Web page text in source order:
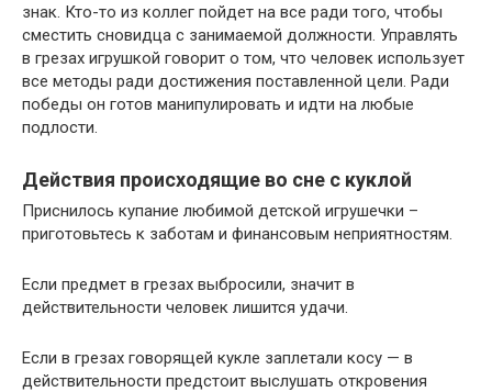
знак. Кто-то из коллег пойдет на все ради того, чтобы
сместить сновидца с занимаемой должности. Управлять
в грезах игрушкой говорит о том, что человек использует
все методы ради достижения поставленной цели. Ради
победы он готов манипулировать и идти на любые
подлости.
Действия происходящие во сне с куклой
Приснилось купание любимой детской игрушечки –
приготовьтесь к заботам и финансовым неприятностям.
Если предмет в грезах выбросили, значит в
действительности человек лишится удачи.
Если в грезах говорящей кукле заплетали косу — в
действительности предстоит выслушать откровения